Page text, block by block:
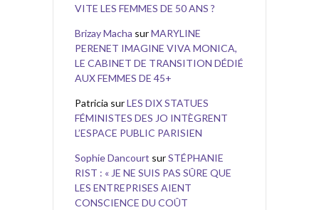
VITE LES FEMMES DE 50 ANS ?
Brizay Macha surMARYLINE
PERENET IMAGINE VIVA MONICA,
LE CABINET DE TRANSITION DÉDIÉ
AUX FEMMES DE 45+
Patricia surLES DIX STATUES
FÉMINISTES DES JO INTÈGRENT
L’ESPACE PUBLIC PARISIEN
Sophie Dancourt surSTÉPHANIE
RIST : « JE NE SUIS PAS SÛRE QUE
LES ENTREPRISES AIENT
CONSCIENCE DU COÛT